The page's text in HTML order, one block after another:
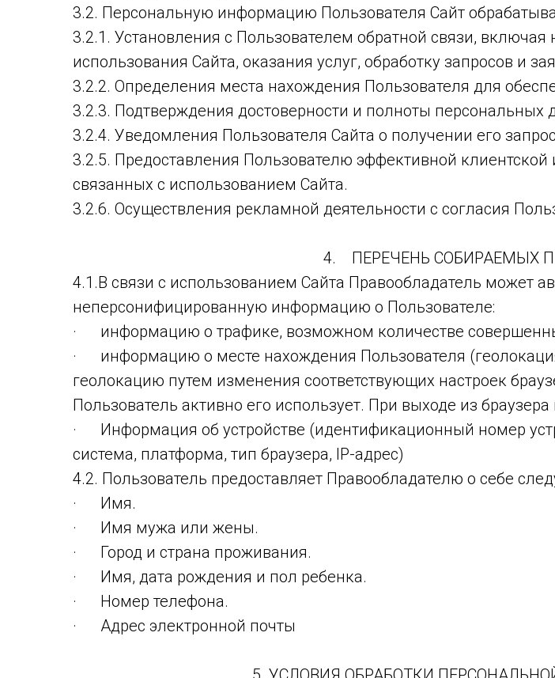
3.2. Персональную информацию Пользователя Сайт
3.2.1. Установления с Пользователем обратной связи,
использования Сайта, оказания услуг, обработку запросов и
3.2.2. Определения места нахождения Пользователя для
3.2.3. Подтверждения достоверности и полноты
3.2.4. Уведомления Пользователя Сайта о получении его
3.2.5. Предоставления Пользователю эффективной
связанных с использованием Сайта.
3.2.6. Осуществления рекламной деятельности с согласия
4. ПЕРЕЧЕНЬ СОБИРАЕМЫХ
4.1.В связи с использованием Сайта Правообладатель может
неперсонифицированную информацию о Пользователе:
· информацию о трафике, возможном количестве
· информацию о месте нахождения Пользователя
геолокацию путем изменения соответствующих настроек
Пользователь активно его использует. При выходе из
· Информация об устройстве (идентификационный номер
система, платформа, тип браузера, IP-адрес)
4.2. Пользователь предоставляет Правообладателю о себе
· Имя.
· Имя мужа или жены.
· Город и страна проживания.
· Имя, дата рождения и пол ребенка.
· Номер телефона.
· Адрес электронной почты